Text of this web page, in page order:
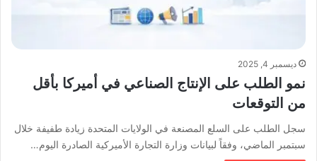
ديسمبر 4, 2025
نمو الطلب على الإنتاج الصناعي في أميركا بأقل
من التوقعات
سجل الطلب على السلع المصنعة في الولايات المتحدة زيادة طفيفة خلال
سبتمبر الماضي، وفقاً لبيانات وزارة التجارة الأميركية الصادرة اليوم…